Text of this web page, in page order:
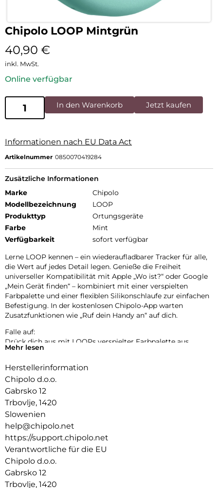
Chipolo LOOP Mintgrün
40,90 €
inkl. MwSt.
Online verfügbar
In den Warenkorb Jetzt kaufen
Informationen nach EU Data Act
Artikelnummer 0850070419284
Zusätzliche Informationen
Marke
Chipolo
Modellbezeichnung
LOOP
Produkttyp
Ortungsgeräte
Farbe
Mint
Verfügbarkeit
sofort verfügbar
Lerne LOOP kennen – ein wiederaufladbarer Tracker für alle,
die Wert auf jedes Detail legen. Genieße die Freiheit
universeller Kompatibilität mit Apple „Wo ist?“ oder Google
„Mein Gerät finden“ – kombiniert mit einer verspielten
Farbpalette und einer flexiblen Silikonschlaufe zur einfachen
Befestigung. In der kostenlosen Chipolo-App warten
Zusatzfunktionen wie „Ruf dein Handy an“ auf dich.
Falle auf:
Drück dich aus mit LOOPs verspielter Farbpalette aus
Pastell- und klassischen Tönen. Bereit, deinen Stil überallhin
Einfach aufladen:
LOOP wurde für deinen Komfort und mit Rücksicht auf den
neuer Lieblingsbegleiter zu werden.
Leicht zu hören, leicht zu finden:
Verlegte Gegenstände wiederzufinden sollte einfach sein.
Der extra laute Ton und die erweiterte Reichweite von LOOP
führen dich in wenigen Sekunden zu deinen wichtigsten
Sachen.
Mehr lesen
Herstellerinformation
Chipolo d.o.o.
Gabrsko 12
Trbovlje, 1420
Slowenien
help@chipolo.net
https://support.chipolo.net
Verantwortliche für die EU
Chipolo d.o.o.
Gabrsko 12
Trbovlje, 1420